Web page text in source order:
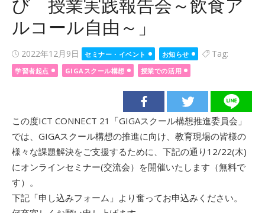
び 授業実践報告会～飲食ア
ルコール自由～」
Posted
on
2022年12月9日 セミナー・イベント お知らせ Tag:
学習者起点 GIGAスクール構想 授業での活用
この度ICT CONNECT 21「GIGAスクール構想推進委員会」
では、GIGAスクール構想の推進に向け、教育現場の皆様の
様々な課題解決をご支援するために、下記の通り12/22(木)
にオンラインセミナー(交流会）を開催いたします（無料で
す）。
下記「申し込みフォーム」より奮ってお申込みください。